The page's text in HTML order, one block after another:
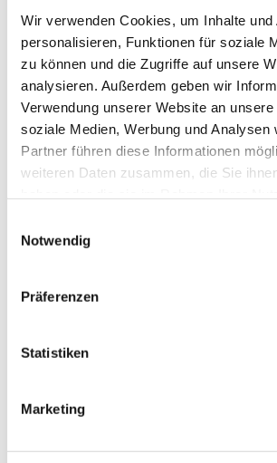
Wir verwenden Cookies, um Inhalte und
personalisieren, Funktionen für soziale
zu können und die Zugriffe auf unsere
analysieren. Außerdem geben wir
Verwendung unserer Website an
soziale Medien, Werbung und Analysen
Partner führen diese Informationen
weiteren Daten zusammen, die Sie
Notwendig
Präferenzen
Statistiken
Marketing
passen.